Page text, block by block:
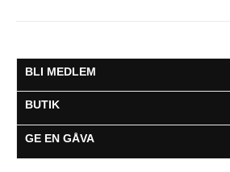
BLI MEDLEM
BUTIK
GE EN GÅVA